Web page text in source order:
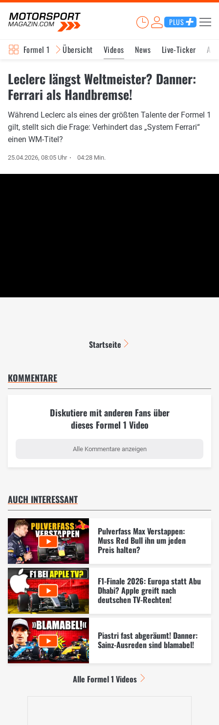
PLUS
Formel 1 Übersicht Videos News Live-Ticker
Leclerc längst Weltmeister? Danner:
Ferrari als Handbremse!
Während Leclerc als eines der größten Talente der Formel 1
gilt, stellt sich die Frage: Verhindert das „System Ferrari“
einen WM-Titel?
25.04.2026, 08:05 Uhr 04:28 Min.
Startseite
KOMMENTARE
Diskutiere mit anderen Fans über
dieses Formel 1 Video
Alle Kommentare anzeigen
AUCH INTERESSANT
Pulverfass Max Verstappen:
Muss Red Bull ihn um jeden
Preis halten?
F1-Finale 2026: Europa statt Abu
Dhabi? Apple greift nach
deutschen TV-Rechten!
Piastri fast abgeräumt! Danner:
Sainz-Ausreden sind blamabel!
Alle Formel 1 Videos